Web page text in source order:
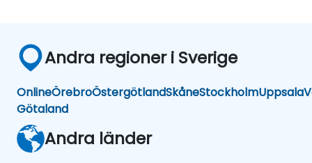
Andra regioner i Sverige
OnlineÖrebroÖstergötlandSkåneStockholmUppsala
Götaland
Andra länder